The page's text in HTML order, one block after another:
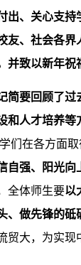
出、关心支
友、社会各界
并致以新年祝
简要回顾了过
和人才培养等
们在各方面
自强、阳光向
全体师生要以
、做先锋的砥
贸大，为实现